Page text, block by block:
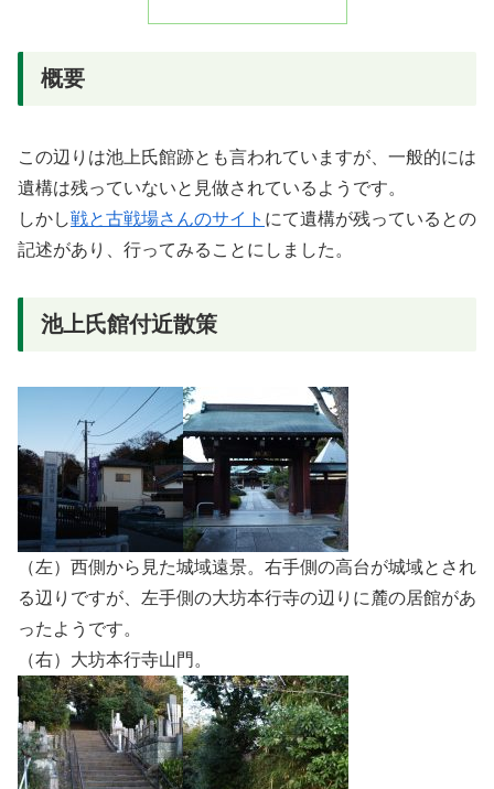
概要
この辺りは池上氏館跡とも言われていますが、一般的には
遺構は残っていないと見做されているようです。
しかし戦と古戦場さんのサイト にて遺構が残っているとの
記述があり、行ってみることにしました。
池上氏館付近散策
（左）西側から見た城域遠景。右手側の高台が城域とされ
る辺りですが、左手側の大坊本行寺の辺りに麓の居館があ
ったようです。
（右）大坊本行寺山門。